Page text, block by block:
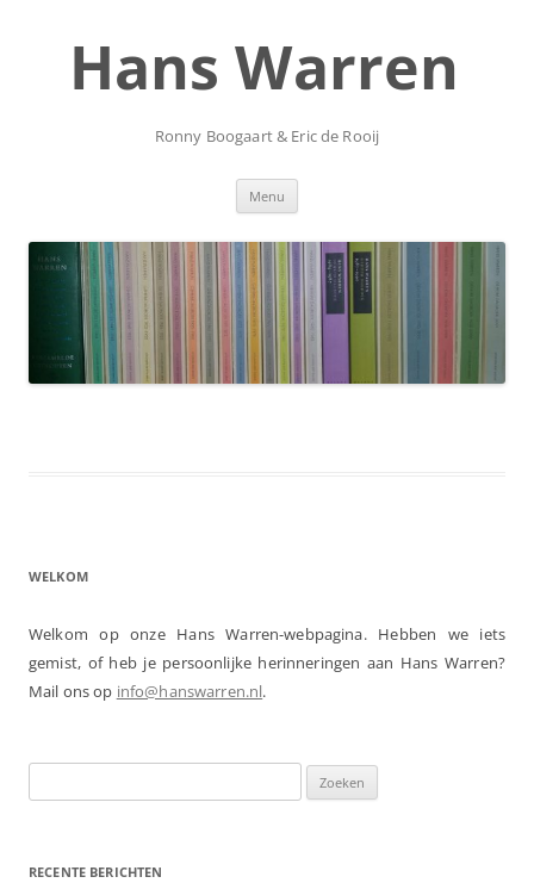
inhoudHans Warren
Ronny Boogaart & Eric de Rooij
Menu
WELKOM
Welkom op onze Hans Warren-webpagina. Hebben we iets
gemist, of heb je persoonlijke herinneringen aan Hans Warren?
Mail ons op info@hanswarren.nl.
naar:
RECENTE BERICHTEN